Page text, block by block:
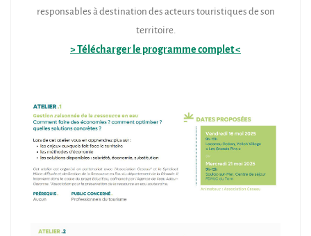
responsables à destination des acteurs touristiques de son
territoire.
> Télécharger le programme complet <